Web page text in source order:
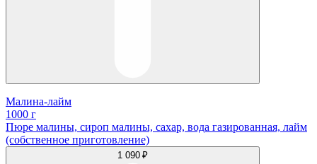
Малина-лайм
1000 г
Пюре малины, сироп малины, сахар, вода газированная, лайм
(собственное приготовление)
1 090 ₽